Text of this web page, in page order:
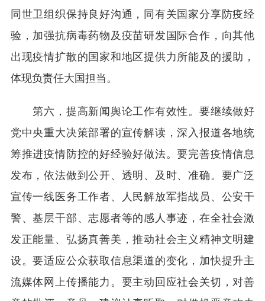
同世卫组织保持良好沟通，同有关国家分享防疫经
验，加强抗病毒药物及疫苗研发国际合作，向其他
出现疫情扩散的国家和地区提供力所能及的援助，
体现负责任大国担当。
第六，提高新闻舆论工作有效性。要继续做好
党中央重大决策部署的宣传解读，深入报道各地统
筹推进疫情防控的好经验好做法。要完善疫情信息
发布，依法做到公开、透明、及时、准确。要广泛
宣传一线医务工作者、人民解放军指战员、公安干
警、基层干部、志愿者等的感人事迹，在全社会激
发正能量、弘扬真善美，推动社会主义精神文明建
设。要适应公众获取信息渠道的变化，加快提升主
流媒体网上传播能力。要主动回应社会关切，对善